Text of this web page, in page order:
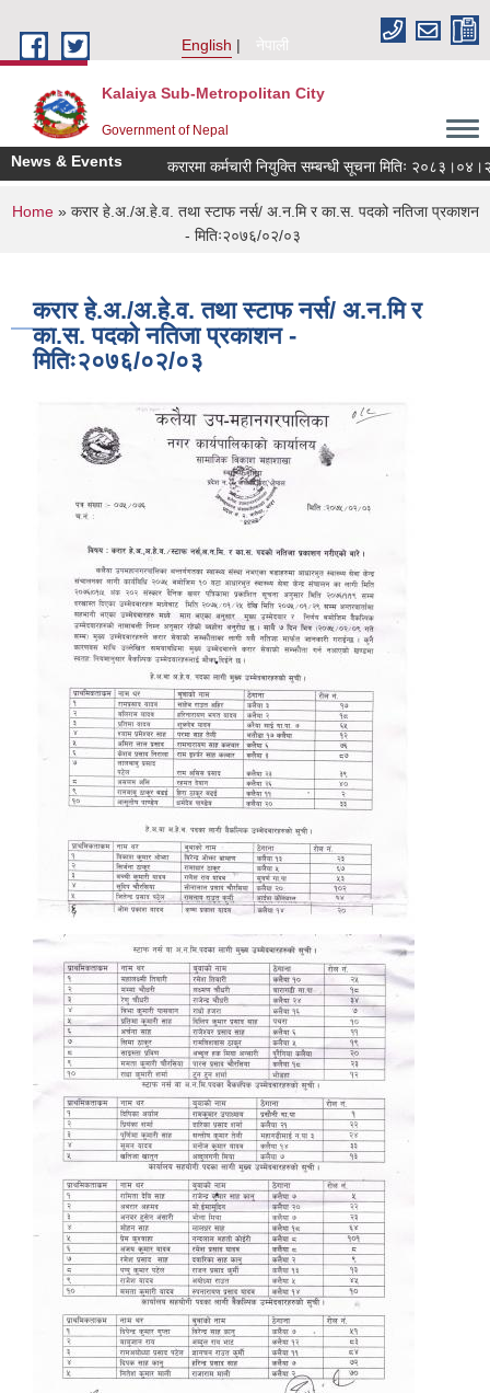
English
नेपाली
Kalaiya Sub-Metropolitan City
Government of Nepal
News & Events करारमा कर्मचारी नियुक्ति सम्बन्धी सूचना मितिः २०८३।०४।२१
You are here
Home» करार हे.अ./अ.हे.व. तथा स्टाफ नर्स/ अ.न.मि र का.स. पदको नतिजा प्रकाशन
- मितिः२०७६/०२/०३
करार हे.अ./अ.हे.व. तथा स्टाफ नर्स/ अ.न.मि र
का.स. पदको नतिजा प्रकाशन -
मितिः२०७६/०२/०३